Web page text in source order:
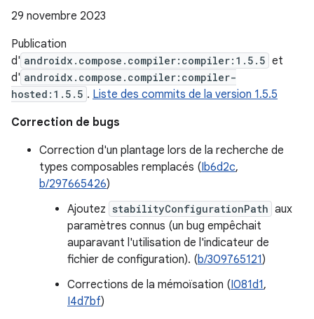
29 novembre 2023
Publication
d' androidx.compose.compiler:compiler:1.5.5 et
d' androidx.compose.compiler:compiler-
hosted:1.5.5 . Liste des commits de la version 1.5.5
Correction de bugs
Correction d'un plantage lors de la recherche de
types composables remplacés (Ib6d2c,
b/297665426)
Ajoutez stabilityConfigurationPath aux
paramètres connus (un bug empêchait
auparavant l'utilisation de l'indicateur de
fichier de configuration). (b/309765121)
Corrections de la mémoïsation (I081d1,
I4d7bf)